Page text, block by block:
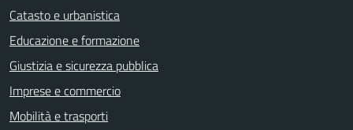
Catasto e urbanistica
Educazione e formazione
Giustizia e sicurezza pubblica
Imprese e commercio
Mobilità e trasporti